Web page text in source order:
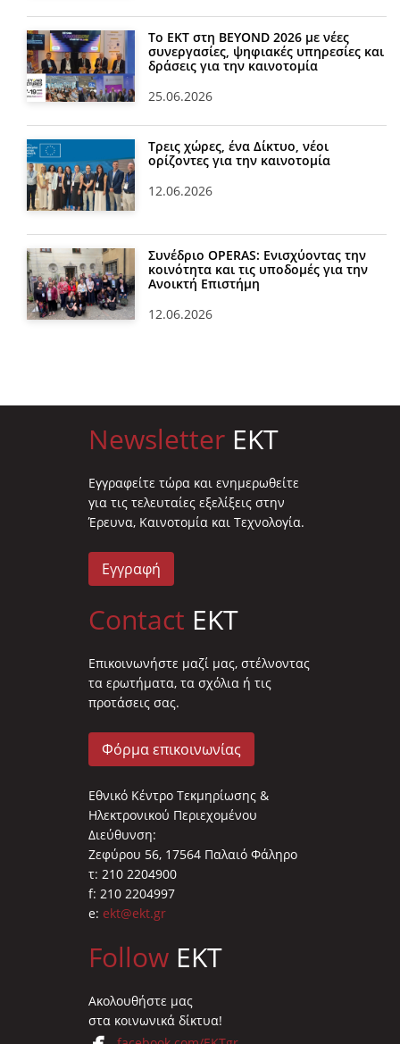
Το ΕΚΤ στη BEYOND 2026 με νέες
συνεργασίες, ψηφιακές υπηρεσίες και
δράσεις για την καινοτομία
25.06.2026
Τρεις χώρες, ένα Δίκτυο, νέοι
ορίζοντες για την καινοτομία
12.06.2026
Συνέδριο OPERAS: Ενισχύοντας την
κοινότητα και τις υποδομές για την
Ανοικτή Επιστήμη
12.06.2026
Newsletter EKT
Eγγραφείτε τώρα και ενημερωθείτε
για τις τελευταίες εξελίξεις στην
Έρευνα, Καινοτομία και Τεχνολογία.
Εγγραφή
Contact EKT
Επικοινωνήστε μαζί μας, στέλνοντας
τα ερωτήματα, τα σχόλια ή τις
προτάσεις σας.
Φόρμα επικοινωνίας
Εθνικό Κέντρο Τεκμηρίωσης &
Ηλεκτρονικού Περιεχομένου
Διεύθυνση:
Ζεφύρου 56, 17564 Παλαιό Φάληρο
τ: 210 2204900
f: 210 2204997
e: ekt@ekt.gr
Follow EKT
Ακολουθήστε μας
στα κοινωνικά δίκτυα!